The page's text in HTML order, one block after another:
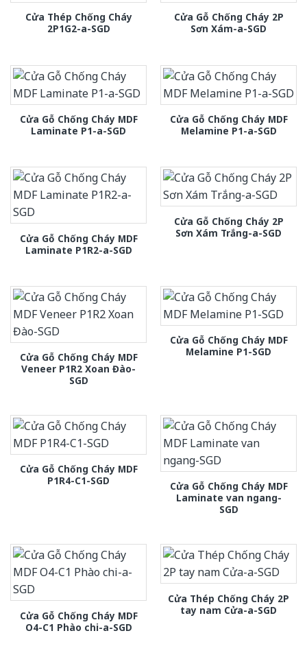
Cửa Thép Chống Cháy
2P1G2-a-SGD
Cửa Gỗ Chống Cháy 2P
Sơn Xám-a-SGD
Cửa Gỗ Chống Cháy MDF
Laminate P1-a-SGD
Cửa Gỗ Chống Cháy MDF
Melamine P1-a-SGD
Cửa Gỗ Chống Cháy MDF
Laminate P1R2-a-SGD
Cửa Gỗ Chống Cháy 2P
Sơn Xám Trắng-a-SGD
Cửa Gỗ Chống Cháy MDF
Veneer P1R2 Xoan Đào-
SGD
Cửa Gỗ Chống Cháy MDF
Melamine P1-SGD
Cửa Gỗ Chống Cháy MDF
P1R4-C1-SGD
Cửa Gỗ Chống Cháy MDF
Laminate van ngang-
SGD
Cửa Gỗ Chống Cháy MDF
O4-C1 Phào chi-a-SGD
Cửa Thép Chống Cháy 2P
tay nam Cửa-a-SGD